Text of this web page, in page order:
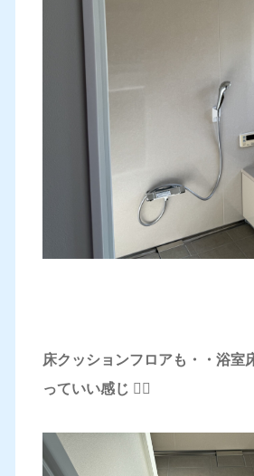
床クッションフロアも・・浴室
っていい感じ 🙆‍♀️